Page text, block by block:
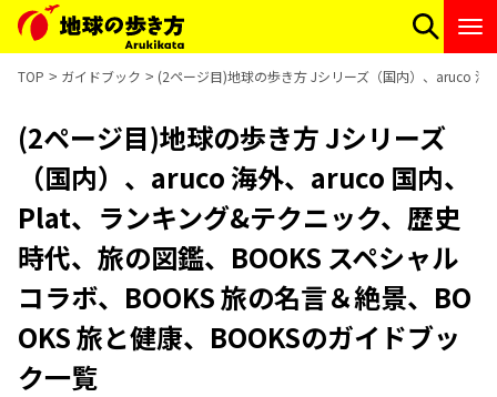
TOP ガイドブック (2ページ目)地球の歩き方 Jシリーズ（国内）、aruco 海
(2ページ目)地球の歩き方 Jシリーズ
（国内）、aruco 海外、aruco 国内、
Plat、ランキング&テクニック、歴史
時代、旅の図鑑、BOOKS スペシャル
コラボ、BOOKS 旅の名言＆絶景、BO
OKS 旅と健康、BOOKSのガイドブッ
ク一覧